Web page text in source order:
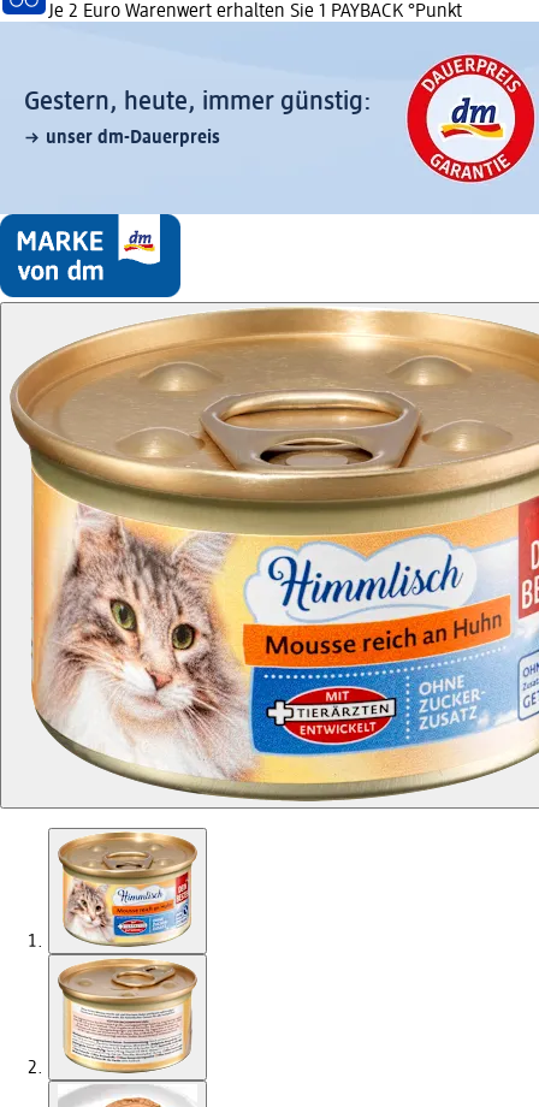
Je 2 Euro Warenwert erhalten Sie 1 PAYBACK °Punkt
Gestern, heute, immer günstig:
unser dm-Dauerpreis